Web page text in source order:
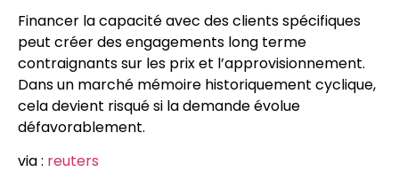
Financer la capacité avec des clients spécifiques
peut créer des engagements long terme
contraignants sur les prix et l’approvisionnement.
Dans un marché mémoire historiquement cyclique,
cela devient risqué si la demande évolue
défavorablement.
via : reuters